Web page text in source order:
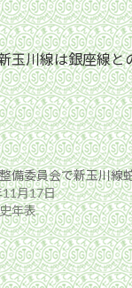
川線は銀座線
備委員会で新玉川線
月17日
年表